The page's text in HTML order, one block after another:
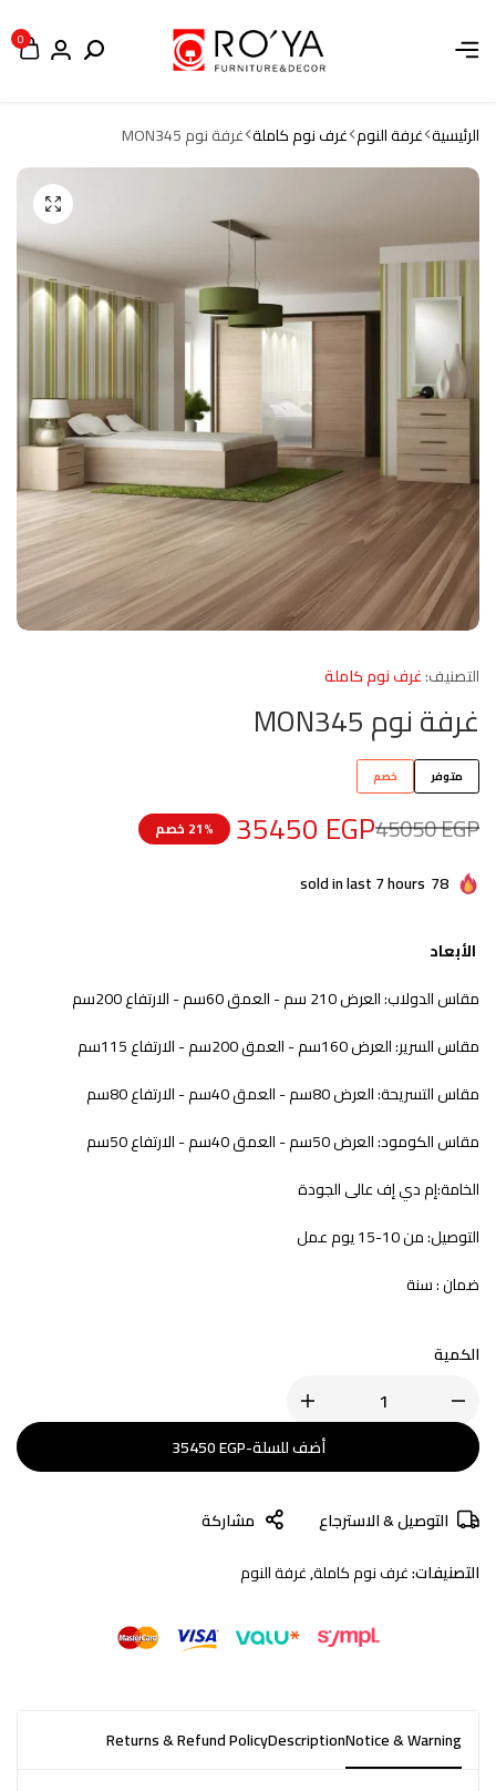
0
الرئيسية غرفة النوم غرف نوم كاملة غرفة نوم MON345
التصنيف:غرف نوم كاملة
غرفة نوم MON345
متوفر خصم
45050EGP
35450 EGP 21% خصم
78
sold in last 7 hours
الأبعاد
مقاس الدولاب: العرض 210 سم - العمق 60سم - الارتفاع 200سم
مقاس السرير: العرض 160سم - العمق 200سم - الارتفاع 115سم
مقاس التسريحة: العرض 80سم - العمق 40سم - الارتفاع 80سم
مقاس الكومود: العرض 50سم - العمق 40سم - الارتفاع 50سم
الخامة:إم دي إف عالى الجودة
التوصيل: من 10-15 يوم عمل
ضمان : سنة
الكمية
أضف للسلة-
35450EGP
التوصيل & الاسترجاع
مشاركة
التصنيفات:غرف نوم كاملة,غرفة النوم
Notice & Warning
Description
Returns & Refund Policy